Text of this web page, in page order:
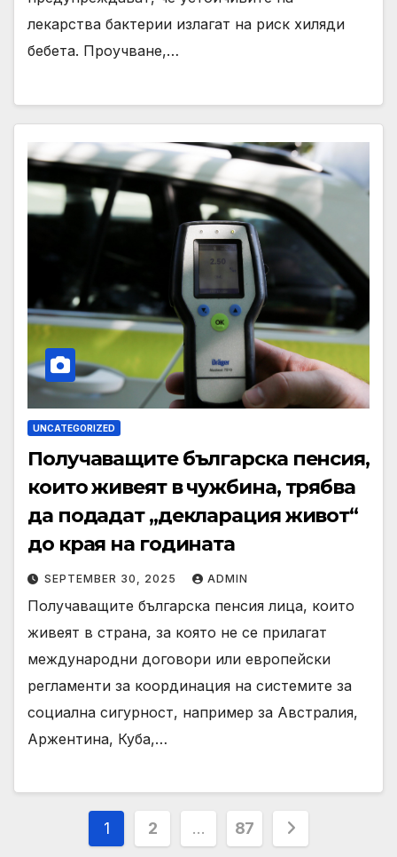
лекарства бактерии излагат на риск хиляди
бебета. Проучване,…
UNCATEGORIZED
Получаващите българска пенсия,
които живеят в чужбина, трябва
да подадат „декларация живот“
до края на годината
SEPTEMBER 30, 2025 ADMIN
Получаващите българска пенсия лица, които
живеят в страна, за която не се прилагат
международни договори или европейски
регламенти за координация на системите за
социална сигурност, например за Австралия,
Аржентина, Куба,…
Posts
1 2 … 87